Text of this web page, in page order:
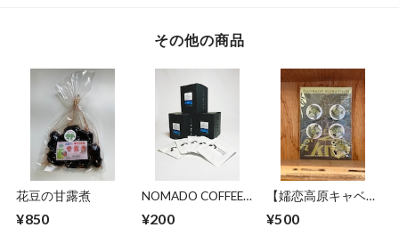
その他の商品
花豆の甘露煮
¥850
NOMADO COFFEE
嬬恋ブレンド
10g ドリップパッ
¥200
【嬬恋高原キャベツ
マラソン公式グッ
ズ】オリジナルゼッ
¥500